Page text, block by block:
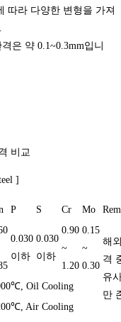
따라 다양한 변형을 가져
은 약 0.1~0.3mm입니
비교
]
P S Cr Mo
0.030
이하
0.030
이하
0.90
~
1.20
0.15
~
0.30
해
격
유
만
Oil Cooling
Air Cooling